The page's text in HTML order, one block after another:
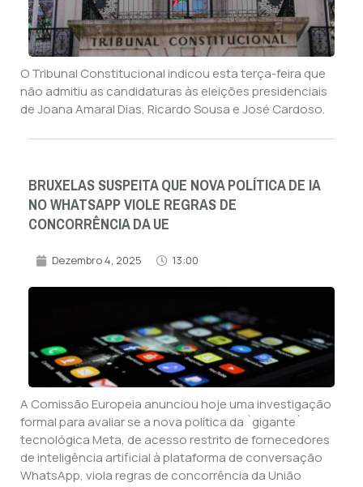
O Tribunal Constitucional indicou esta terça-feira que
não admitiu as candidaturas às eleições presidenciais
de Joana Amaral Dias, Ricardo Sousa e José Cardoso.
BRUXELAS SUSPEITA QUE NOVA POLÍTICA DE IA
NO WHATSAPP VIOLE REGRAS DE
CONCORRÊNCIA DA UE
Dezembro 4, 2025 13:00
A Comissão Europeia anunciou hoje uma investigação
formal para avaliar se a nova política da `gigante`
tecnológica Meta, de acesso restrito de fornecedores
de inteligência artificial à plataforma de conversação
WhatsApp, viola regras de concorrência da União